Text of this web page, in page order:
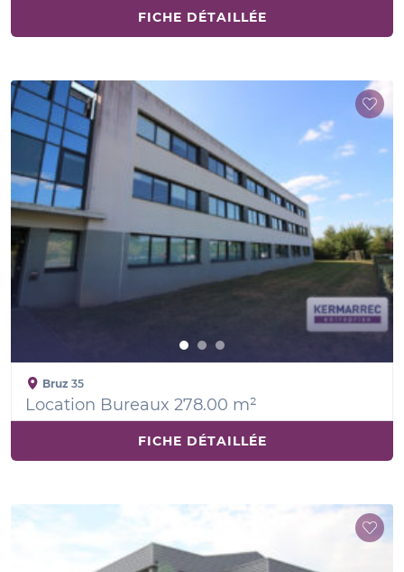
FICHE DÉTAILLÉE
Bruz 35
Location Bureaux 278.00 m²
FICHE DÉTAILLÉE